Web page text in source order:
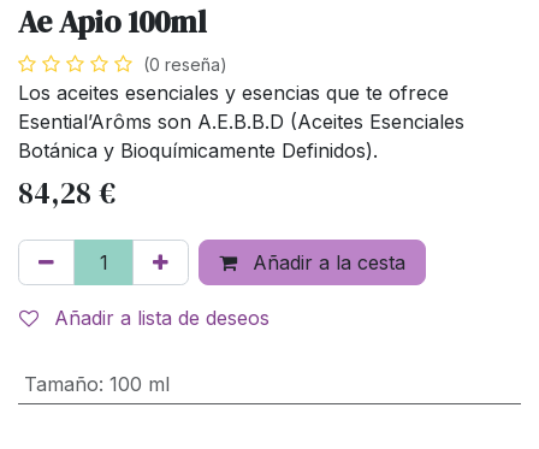
Ae Apio 100ml
(0 reseña)
Los aceites esenciales y esencias que te ofrece
Esential’Arôms son A.E.B.B.D (Aceites Esenciales
Botánica y Bioquímicamente Definidos).
84,28 €
Añadir a la cesta
Añadir a lista de deseos
Tamaño: 100 ml